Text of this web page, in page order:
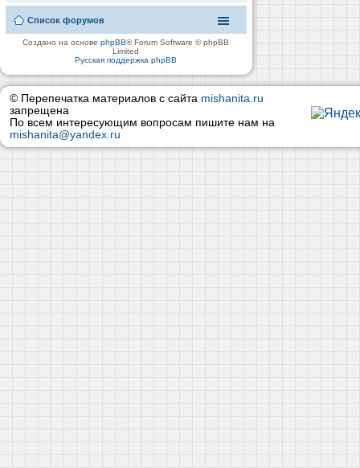
Список форумов
Создано на основеphpBB® Forum Software © phpBB
Limited
Русская поддержка phpBB
© Перепечатка материалов с сайта mishanita.ru
запрещена
По всем интересующим вопросам пишите нам на
mishanita@yandex.ru